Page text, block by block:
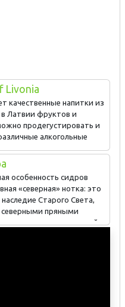
Livonia
качественные напитки из
Латвии фруктов и
продегустировать и
алкогольные
особенность сидров
«северная» нотка: это
наследие Старого Света,
северными пряными
плодово-ягодный